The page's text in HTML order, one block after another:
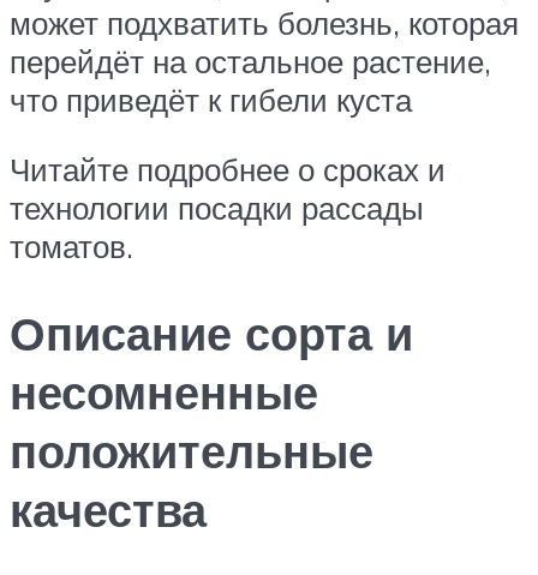
может подхватить болезнь, которая
перейдёт на остальное растение,
что приведёт к гибели куста
Читайте подробнее о сроках и
технологии посадки рассады
томатов.
Описание сорта и
несомненные
положительные
качества